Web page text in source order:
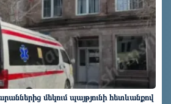
մեկում պայթյունի հետևանքով